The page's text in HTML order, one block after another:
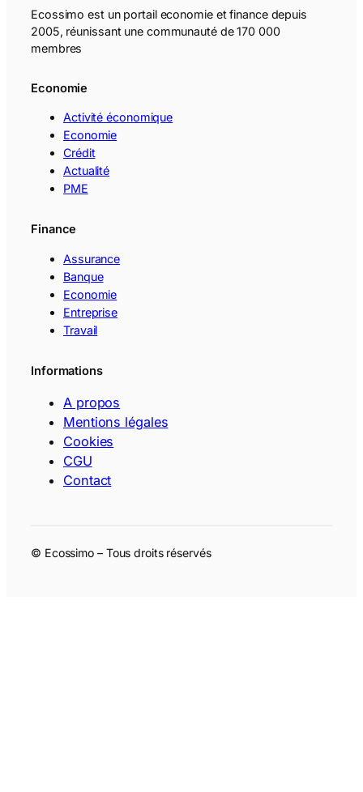
Ecossimo est un portail economie et finance depuis
2005, réunissant une communauté de 170 000
membres
Economie
Activité économique
Economie
Crédit
Actualité
PME
Finance
Assurance
Banque
Economie
Entreprise
Travail
Informations
A propos
Mentions légales
Cookies
CGU
Contact
© Ecossimo – Tous droits réservés